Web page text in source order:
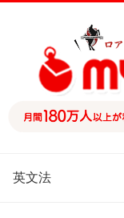
英文法